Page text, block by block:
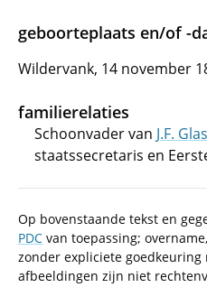
geboorteplaats en/of -
Wildervank, 14 november
familierelaties
Schoonvader van J.F.
staatssecretaris en
Op bovenstaande tekst en
PDC van toepassing;
zonder expliciete goedkeuring
afbeeldingen zijn niet